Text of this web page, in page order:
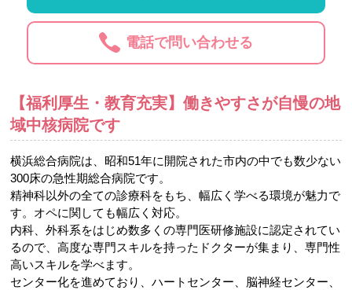
電話で問い合わせる
【福利厚生・教育充実】働きやすさが自慢の地
域中核病院です
横浜総合病院は、昭和51年に開院された市内の中でも数少ない
300床の急性期総合病院です。
精神科以外の全ての診療科をもち、幅広く学べる環境が魅力で
す。オペに関しても幅広く対応。
内科、外科系をはじめ数多くの専門医研修施設に認定されてい
るので、高度な専門スキルを持ったドクターが集まり、専門性
高いスキルを学べます。
センター化を進めており、ハートセンター、脳神経センター、